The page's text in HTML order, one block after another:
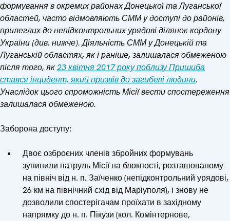
формування в окремих районах Донецької та Луганської
областей, часто відмовляють СММ у доступі до районів,
прилеглих до непідконтрольних урядові ділянок кордону
України (див. нижче). Діяльність СММ у Донецькій та
Луганській областях, як і раніше, залишалася обмеженою
після того, як23 квітня 2017 року поблизу Пришиба
стався інцидент, який призвів до загибелі людини.
Унаслідок цього спроможність Місії вести спостереження
залишалася обмеженою.
Заборона доступу:
Двоє озброєних членів збройних формувань
зупинили патруль Місії на блокпості, розташованому
на північ від н. п. Заїченко (непідконтрольний урядові,
26 км на північний схід від Маріуполя), і знову не
дозволили спостерігачам проїхати в західному
напрямку до н. п. Пікузи (кол. Комінтернове,